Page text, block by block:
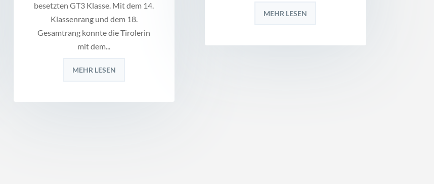
besetzten GT3 Klasse. Mit dem 14.
Klassenrang und dem 18.
Gesamtrang konnte die Tirolerin
mit dem...
MEHR LESEN
MEHR LESEN